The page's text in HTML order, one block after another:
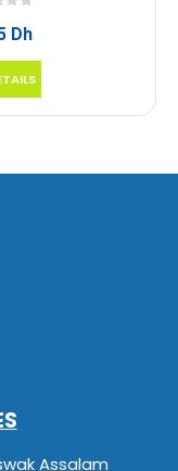
Dh
Assalam